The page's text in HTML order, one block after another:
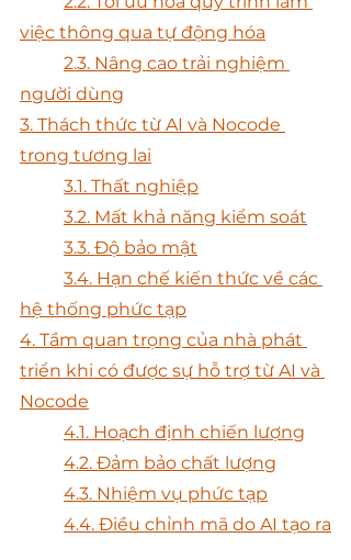
3. Thách thức từ AI và Nocode
4. Tầm quan trọng của nhà phát
triển khi có được sự hỗ trợ từ AI và
	4.4. Điều chỉnh mã do AI tạo ra